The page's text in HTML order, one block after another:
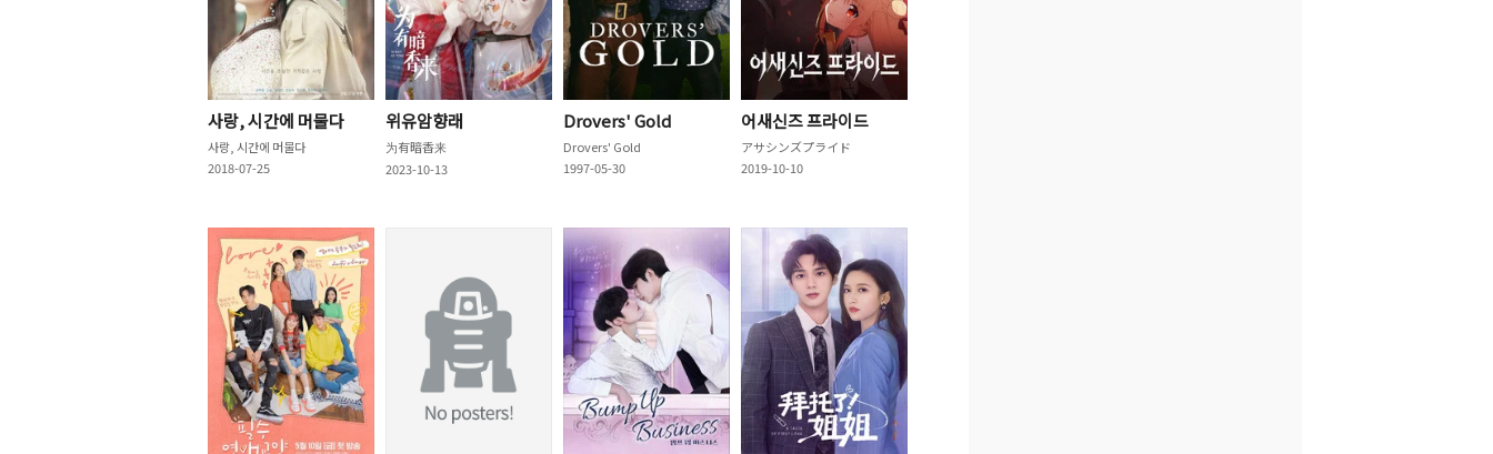
사랑, 시간에 머물다
사랑, 시간에 머물다
2018-07-25
위유암향래
为有暗香来
2023-10-13
Drovers' Gold
Drovers' Gold
1997-05-30
어새신즈 프라이드
アサシンズプライド
2019-10-10